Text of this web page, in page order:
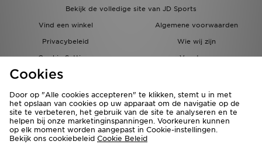
Bekijk de volledige site van JD Sports
Vind een winkel
Algemene voorwaarden
Privacybeleid
Wie wij zijn
Cookie Settings
Vacatures
Bestellingen en Levering
Cookies
Door op "Alle cookies accepteren" te klikken, stemt u in met
het opslaan van cookies op uw apparaat om de navigatie op de
site te verbeteren, het gebruik van de site te analyseren en te
helpen bij onze marketinginspanningen. Voorkeuren kunnen
op elk moment worden aangepast in Cookie-instellingen.
Bekijk ons cookiebeleid Cookie Beleid